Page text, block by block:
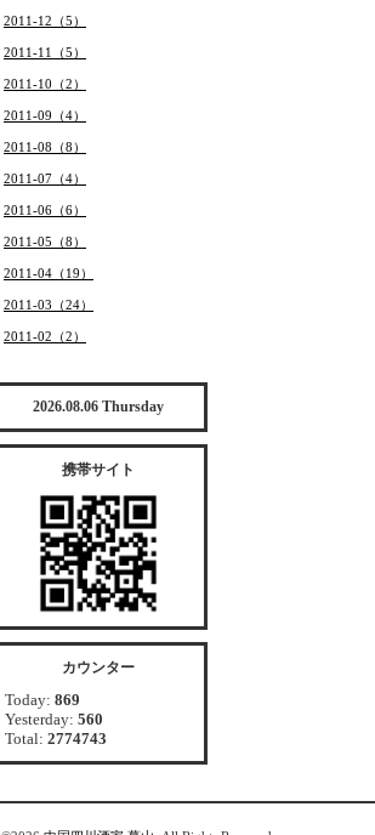
2011-12（5）
2011-11（5）
2011-10（2）
2011-09（4）
2011-08（8）
2011-07（4）
2011-06（6）
2011-05（8）
2011-04（19）
2011-03（24）
2011-02（2）
2026.08.06 Thursday
携帯サイト
カウンター
Today: 869
Yesterday: 560
Total: 2774743